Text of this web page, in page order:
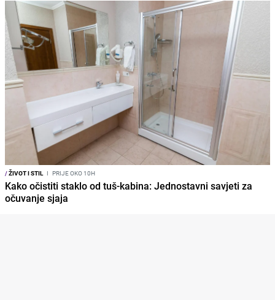
/ŽIVOT I STIL I PRIJE OKO 10H
Kako očistiti staklo od tuš-kabina: Jednostavni savjeti za
očuvanje sjaja